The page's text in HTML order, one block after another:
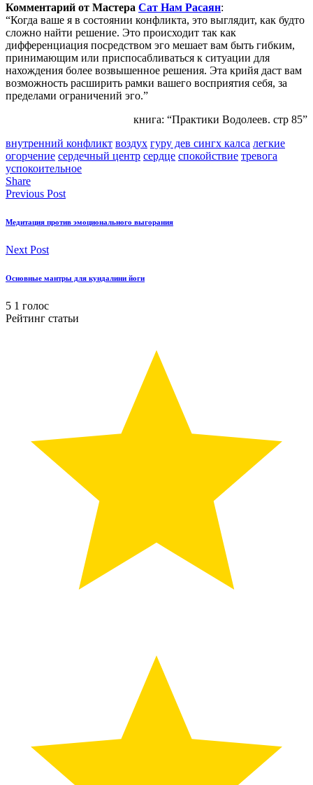
Комментарий от Мастера Сат Нам Расаян:
“Когда ваше я в состоянии конфликта, это выглядит, как будто
сложно найти решение. Это происходит так как
дифференциация посредством эго мешает вам быть гибким,
принимающим или приспосабливаться к ситуации для
нахождения более возвышенное решения. Эта крийя даст вам
возможность расширить рамки вашего восприятия себя, за
пределами ограничений эго.”
книга: “Практики Водолеев. стр 85”
внутренний конфликт воздух гуру дев сингх калса легкие
огорчение сердечный центр сердце спокойствие тревога
успокоительное
Share
Previous Post
Медитация против эмоционального выгорания
Next Post
Основные мантры для кундалини йоги
5 1 голос
Рейтинг статьи